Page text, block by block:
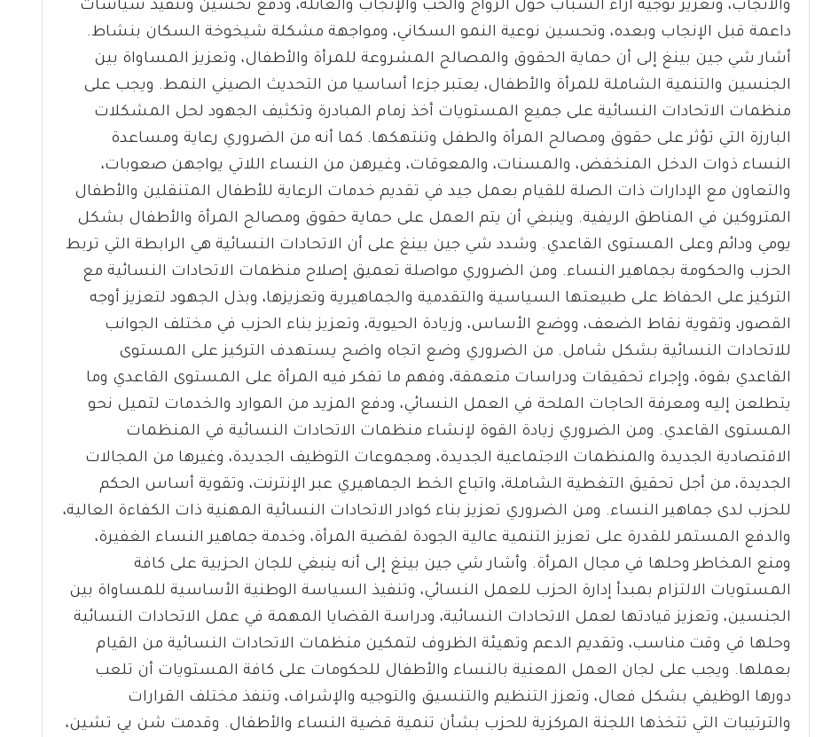
والانجاب، وتعزيز توجيه آراء الشباب حول الزواج والحب والإنجاب والعائلة، ودفع تحسين وتنفيذ سياسات
داعمة قبل الإنجاب وبعده، وتحسين نوعية النمو السكاني، ومواجهة مشكلة شيخوخة السكان بنشاط.
أشار شي جين بينغ إلى أن حماية الحقوق والمصالح المشروعة للمرأة والأطفال، وتعزيز المساواة بين
الجنسين والتنمية الشاملة للمرأة والأطفال، يعتبر جزءا أساسيا من التحديث الصيني النمط. ويجب على
منظمات الاتحادات النسائية على جميع المستويات أخذ زمام المبادرة وتكثيف الجهود لحل المشكلات
البارزة التي تؤثر على حقوق ومصالح المرأة والطفل وتنتهكها. كما أنه من الضروري رعاية ومساعدة
النساء ذوات الدخل المنخفض، والمسنات، والمعوقات، وغيرهن من النساء اللاتي يواجهن صعوبات،
والتعاون مع الإدارات ذات الصلة للقيام بعمل جيد في تقديم خدمات الرعاية للأطفال المتنقلين والأطفال
المتروكين في المناطق الريفية. وينبغي أن يتم العمل على حماية حقوق ومصالح المرأة والأطفال بشكل
يومي ودائم وعلى المستوى القاعدي. وشدد شي جين بينغ على أن الاتحادات النسائية هي الرابطة التي تربط
الحزب والحكومة بجماهير النساء. ومن الضروري مواصلة تعميق إصلاح منظمات الاتحادات النسائية مع
التركيز على الحفاظ على طبيعتها السياسية والتقدمية والجماهيرية وتعزيزها، وبذل الجهود لتعزيز أوجه
القصور، وتقوية نقاط الضعف، ووضع الأساس، وزيادة الحيوية، وتعزيز بناء الحزب في مختلف الجوانب
للاتحادات النسائية بشكل شامل. من الضروري وضع اتجاه واضح يستهدف التركيز على المستوى
القاعدي بقوة، وإجراء تحقيقات ودراسات متعمقة، وفهم ما تفكر فيه المرأة على المستوى القاعدي وما
يتطلعن إليه ومعرفة الحاجات الملحة في العمل النسائي، ودفع المزيد من الموارد والخدمات لتميل نحو
المستوى القاعدي. ومن الضروري زيادة القوة لإنشاء منظمات الاتحادات النسائية في المنظمات
الاقتصادية الجديدة والمنظمات الاجتماعية الجديدة، ومجموعات التوظيف الجديدة، وغيرها من المجالات
الجديدة، من أجل تحقيق التغطية الشاملة، واتباع الخط الجماهيري عبر الإنترنت، وتقوية أساس الحكم
للحزب لدى جماهير النساء. ومن الضروري تعزيز بناء كوادر الاتحادات النسائية المهنية ذات الكفاءة العالية،
والدفع المستمر للقدرة على تعزيز التنمية عالية الجودة لقضية المرأة، وخدمة جماهير النساء الغفيرة،
ومنع المخاطر وحلها في مجال المرأة. وأشار شي جين بينغ إلى أنه ينبغي للجان الحزبية على كافة
المستويات الالتزام بمبدأ إدارة الحزب للعمل النسائي، وتنفيذ السياسة الوطنية الأساسية للمساواة بين
الجنسين، وتعزيز قيادتها لعمل الاتحادات النسائية، ودراسة القضايا المهمة في عمل الاتحادات النسائية
وحلها في وقت مناسب، وتقديم الدعم وتهيئة الظروف لتمكين منظمات الاتحادات النسائية من القيام
بعملها. ويجب على لجان العمل المعنية بالنساء والأطفال للحكومات على كافة المستويات أن تلعب
دورها الوظيفي بشكل فعال، وتعزز التنظيم والتنسيق والتوجيه والإشراف، وتنفذ مختلف القرارات
والترتيبات التي تتخذها اللجنة المركزية للحزب بشأن تنمية قضية النساء والأطفال. وقدمت شن يي تشين،